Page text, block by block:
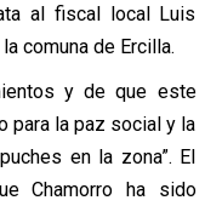
al fiscal local Luis
comuna de Ercilla.
y de que este
para la paz social y la
en la zona”. El
Chamorro ha sido